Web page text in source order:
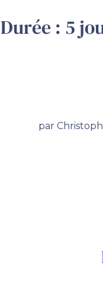
Durée : 5
par